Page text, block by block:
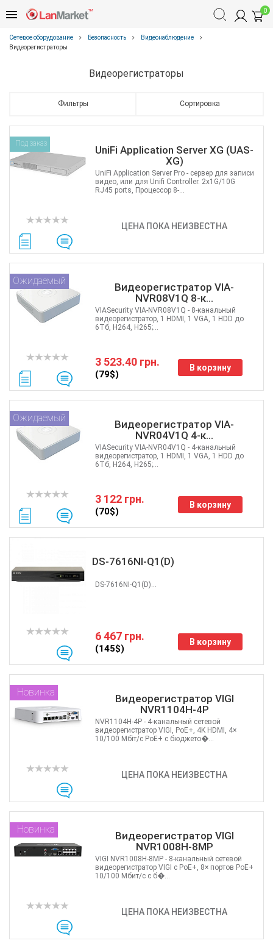
0
Сетевое оборудование Безопасность
Видеонаблюдение
Видеорегистраторы
Видеорегистраторы
Фильтры Сортировка
UniFi Application Server XG (UAS-
XG)
Под заказ
ЦЕНА ПОКА НЕИЗВЕСТНА
UniFi Application Server Pro - сервер для записи
видео, или для Unifi Controller. 2x1G/10G
RJ45 ports, Процессор 8-...
Видеорегистратор VIA-
NVR08V1Q 8-к...
Ожидаемый
3 523.40 грн.
(79$)
В корзину
VIASecurity VIA-NVR08V1Q - 8-канальный
видеорегистратор, 1 HDMI, 1 VGA, 1 HDD до
6Тб, H264, H265;...
Видеорегистратор VIA-
NVR04V1Q 4-к...
Ожидаемый
3 122 грн.
(70$)
В корзину
VIASecurity VIA-NVR04V1Q - 4-канальный
видеорегистратор, 1 HDMI, 1 VGA, 1 HDD до
6Тб, H264, H265;...
DS-7616NI-Q1(D)
6 467 грн.
(145$)
В корзину
DS-7616NI-Q1(D)...
Видеорегистратор VIGI
NVR1104H-4P
Новинка
ЦЕНА ПОКА НЕИЗВЕСТНА
NVR1104H-4P - 4-канальный сетевой
видеорегистратор VIGI, PoE+, 4K HDMI, 4×
10/100 Мбіт/с PoE+ с бюджето�...
Видеорегистратор VIGI
NVR1008H-8MP
Новинка
ЦЕНА ПОКА НЕИЗВЕСТНА
VIGI NVR1008H-8MP - 8-канальный сетевой
видеорегистратор VIGI с PoE+, 8× портов PoE+
10/100 Мбит/с с б�...